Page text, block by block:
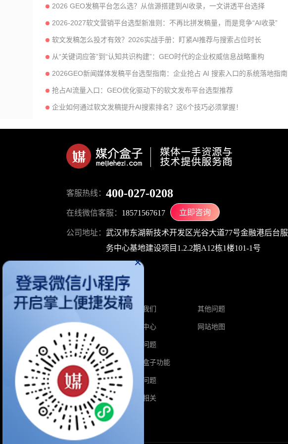
2026 GEO发稿平台怎么选？从信源搭建到AI收录，一文讲透平台选择
2026-2027软文营销平台选型新准则：不再比拼发稿量，而是竞争“AI收录”
软文发稿怎么投才有效？2026实战手册：盯紧AI推荐与搜索占位时长
从“关键词应答”到“认知共识构建”：GEO时代的企业权威信息战略重构
2026GEO新闻媒体发稿平台选型指南：企业抢占 AI 搜索入口的系统落地指南
抢占AI流量入口：GEO优化驱动下的软文发布平台选型推荐
企业如何通过软文发稿提升AI搜索排名？这6个技巧必须掌握！
×
客服热线：400-027-0208
在线微信客服： 18571567617 立即咨询
公司地址：武汉市东湖新技术开发区光谷大道77号金融港后台服
务中心基地建设项目1.2.2期A12栋1楼101-1号
关于媒介盒子
首页
软文价格
自媒体价格
增值服务
积分兑换
媒介学院
关于我们
帮助中心
热门问题
媒介盒子功能
业务问题
积分相关
其他问题
网站地图